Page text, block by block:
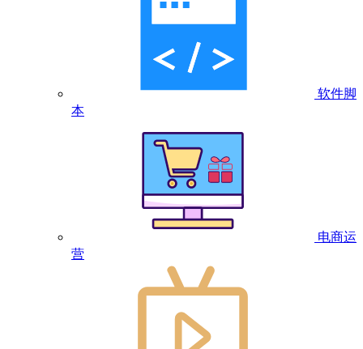
软件脚
本
电商运
营